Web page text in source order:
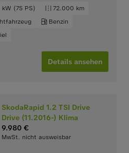
kW (75 PS)
72.000 km
Benzin
Details ansehen
SkodaRapid 1.2 TSI Drive
Drive (11.2016-) Klima
9.980 €
MwSt. nicht ausweisbar